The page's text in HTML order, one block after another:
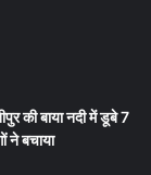
की बाया नदी में डूबे 7
ने बचाया